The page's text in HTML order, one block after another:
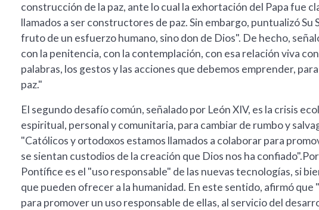
construcción de la paz, ante lo cual la exhortación del Papa fue
llamados a ser constructores de paz. Sin embargo, puntualizó Su
fruto de un esfuerzo humano, sino don de Dios". De hecho,
con la penitencia, con la contemplación, con esa relación viva
palabras, los gestos y las acciones que debemos emprender,
paz."
El segundo desafío común, señalado por León XIV, es la crisis
espiritual, personal y comunitaria, para cambiar de rumbo y
"Católicos y ortodoxos estamos llamados a colaborar para
se sientan custodios de la creación que Dios nos ha
Pontífice es el "uso responsable" de las nuevas tecnologías, si
que pueden ofrecer a la humanidad. En este sentido, afirmó
para promover un uso responsable de ellas, al servicio del